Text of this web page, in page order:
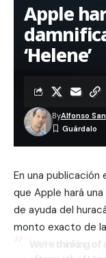
Apple
‘Helene’
ByAlfonso
En una publicación
que Apple hará
de ayuda del
monto exacto de